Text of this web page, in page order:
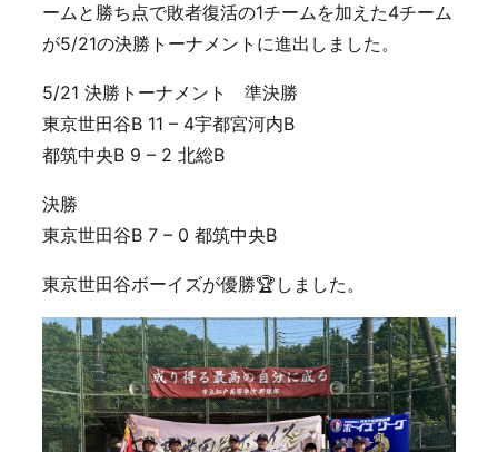
ームと勝ち点で敗者復活の1チームを加えた4チーム
が5/21の決勝トーナメントに進出しました。
5/21 決勝トーナメント 準決勝
東京世田谷B 11 – 4宇都宮河内B
都筑中央B 9 – 2 北総B
決勝
東京世田谷B 7 – 0 都筑中央B
東京世田谷ボーイズが優勝🏆しました。